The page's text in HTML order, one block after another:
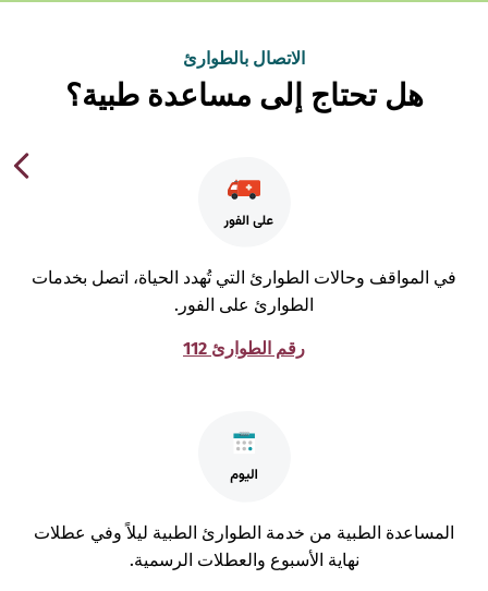
الاتصال بالطوارئ
هل تحتاج إلى مساعدة طبية؟
المواقف وحالات الطوارئ التي تُهدد الحياة، اتصل بخدمات
الطوارئ على الفور.
رقم الطوارئ 112
الطبية من خدمة الطوارئ الطبية ليلاً وفي عطلات
نهاية الأسبوع والعطلات الرسمية.